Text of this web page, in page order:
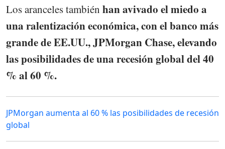
Los aranceles también han avivado el miedo a
una ralentización económica, con el banco más
grande de EE.UU., JPMorgan Chase, elevando
las posibilidades de una recesión global del 40
% al 60 %.
JPMorgan aumenta al 60 % las posibilidades de recesión
global